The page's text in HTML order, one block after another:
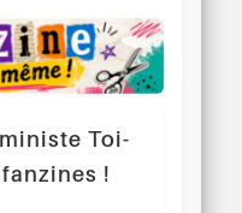
Toi-
!